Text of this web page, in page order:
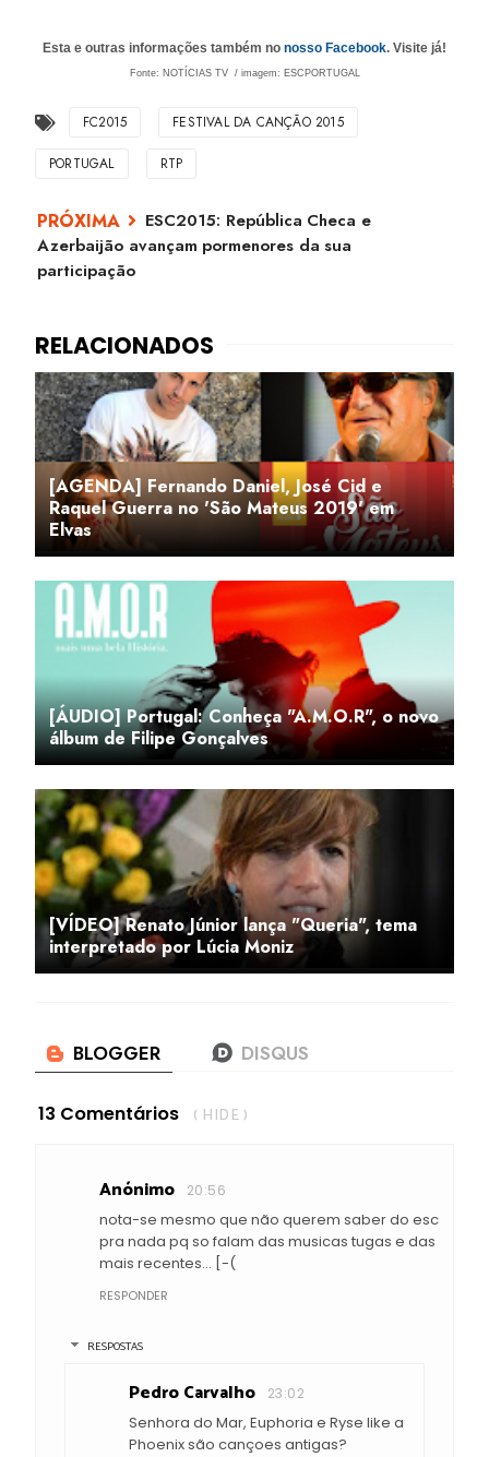
Esta e outras informações também no nosso Facebook. Visite já!
Fonte: NOTÍCIAS TV / imagem: ESCPORTUGAL
FC2015 FESTIVAL DA CANÇÃO 2015
PORTUGAL RTP
ESC2015: República Checa e
Azerbaijão avançam pormenores da sua
participação
[AGENDA] Fernando Daniel, José Cid e
Raquel Guerra no 'São Mateus 2019' em
Elvas
[ÁUDIO] Portugal: Conheça "A.M.O.R", o novo
álbum de Filipe Gonçalves
[VÍDEO] Renato Júnior lança "Queria", tema
interpretado por Lúcia Moniz
13 Comentários ( HIDE )
Anónimo 20:56
nota-se mesmo que não querem saber do esc
pra nada pq so falam das musicas tugas e das
mais recentes... [-(
RESPONDER
RESPOSTAS
Pedro Carvalho 23:02
Senhora do Mar, Euphoria e Ryse like a
Phoenix são cançoes antigas?